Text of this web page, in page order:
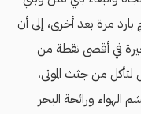
مرة بعد أخرى، إلى أن
في أقصى نقطة من
لتأكل من جثث الموتى،
الهواء ورائحة البحر